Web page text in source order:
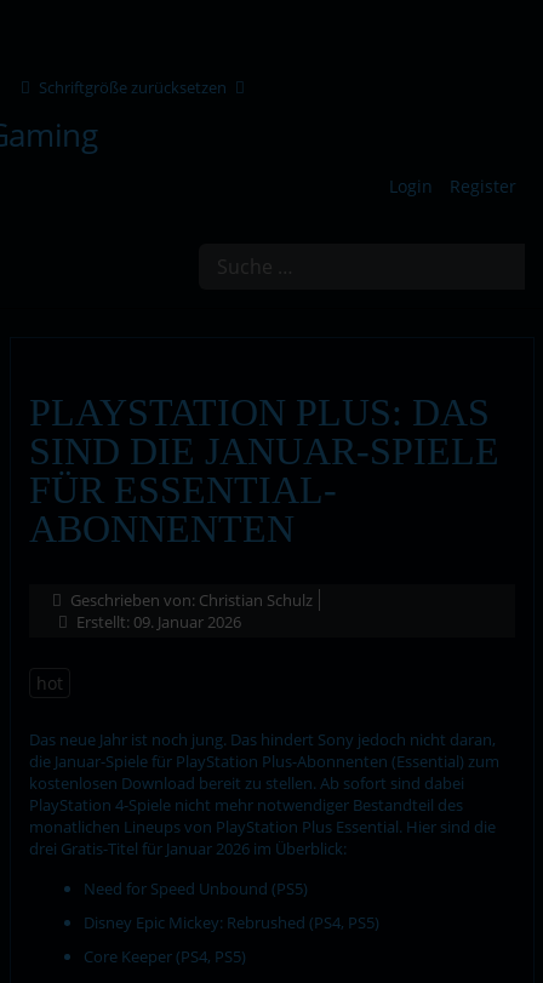
Schriftgröße zurücksetzen
Login Register
PLAYSTATION PLUS: DAS
SIND DIE JANUAR-SPIELE
FÜR ESSENTIAL-
ABONNENTEN
Geschrieben von: Christian Schulz
Erstellt: 09. Januar 2026
hot
Das neue Jahr ist noch jung. Das hindert Sony jedoch nicht daran,
die Januar-Spiele für PlayStation Plus-Abonnenten (Essential) zum
kostenlosen Download bereit zu stellen. Ab sofort sind dabei
PlayStation 4-Spiele nicht mehr notwendiger Bestandteil des
monatlichen Lineups von PlayStation Plus Essential. Hier sind die
drei Gratis-Titel für Januar 2026 im Überblick:
Need for Speed Unbound (PS5)
Disney Epic Mickey: Rebrushed (PS4, PS5)
Core Keeper (PS4, PS5)